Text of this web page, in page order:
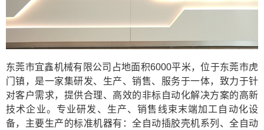
东莞市宜鑫机械有限公司占地面积6000平米，位于东莞市虎
门镇，是一家集研发、生产、销售、服务于一体，致力于针
对客户需求，提供合理、高效的非标自动化解决方案的高新
技术企业。专业研发、生产、销售线束末端加工自动化设
备，主要生产的标准机器有：全自动插胶壳机系列、全自动